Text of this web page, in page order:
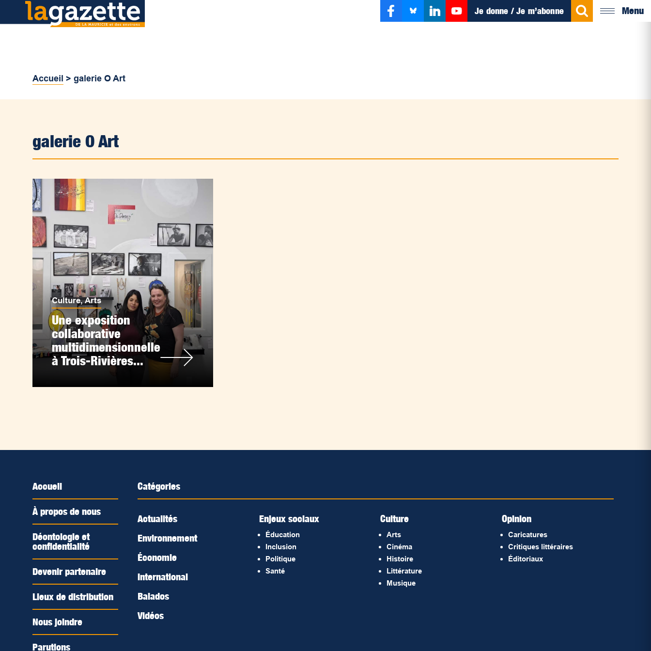
Je donne / Je m’abonne Menu
Accueil >galerie O Art
galerie O Art
Culture,Arts
Une exposition
collaborative
multidimensionnelle
à Trois-Rivières...
Accueil
À propos de nous
Déontologie et
confidentialité
Devenir partenaire
Lieux de distribution
Nous joindre
Parutions
Catégories
Actualités
Environnement
Économie
International
Balados
Vidéos
Enjeux sociaux
Éducation
Inclusion
Politique
Santé
Culture
Arts
Cinéma
Histoire
Littérature
Musique
Opinion
Caricatures
Critiques littéraires
Éditoriaux